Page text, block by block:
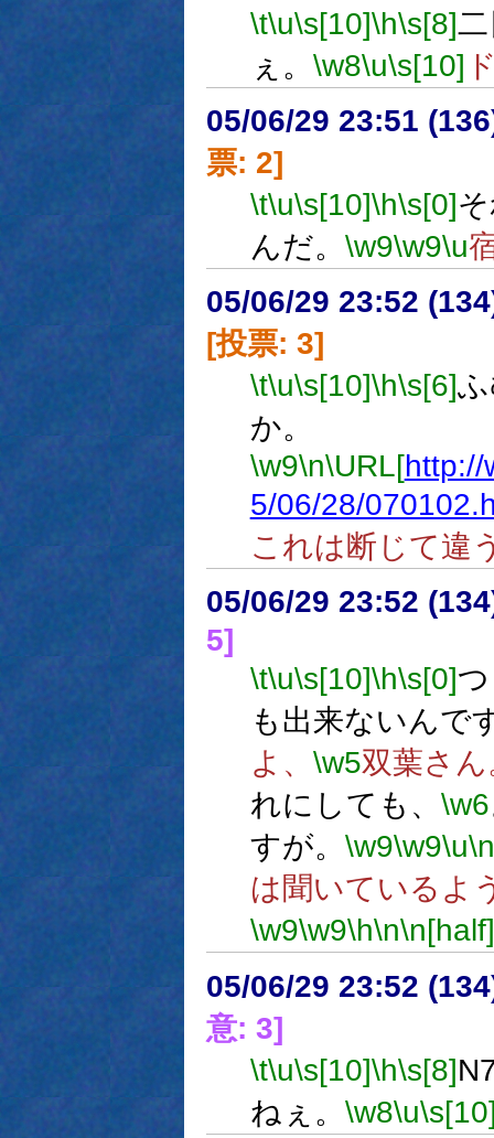
\t\u\s[10]\h\s[8]
ぇ。 \w8\u\s[10]
05/06/29 23:51
票: 2]
\t\u\s[10]\h\s[0]
んだ。 \w9\w9\u
05/06/29 23:52
[投票: 3]
\t\u\s[10]\h\s[6]
か。
\w9\n\URL[http://
5/06/28/
これは断じて違
05/06/29 23:52
5]
\t\u\s[10]\h\s[0]
も出来ないんで
よ、 \w5双葉さん
れにしても、 \w6
すが。 \w9\w9\u\n
は聞いているよ
\w9\w9\h\n\n[half]
05/06/29 23:52
意: 3]
\t\u\s[10]\h\s[8]
ねぇ。 \w8\u